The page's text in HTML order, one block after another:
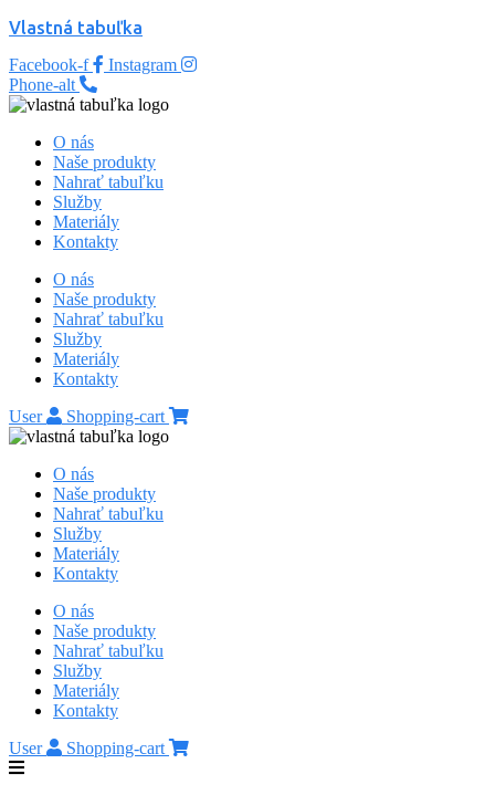
Vlastná tabuľka
Facebook-f
Instagram
Phone-alt
O nás
Naše produkty
Nahrať tabuľku
Služby
Materiály
Kontakty
O nás
Naše produkty
Nahrať tabuľku
Služby
Materiály
Kontakty
User
Shopping-cart
O nás
Naše produkty
Nahrať tabuľku
Služby
Materiály
Kontakty
O nás
Naše produkty
Nahrať tabuľku
Služby
Materiály
Kontakty
User
Shopping-cart